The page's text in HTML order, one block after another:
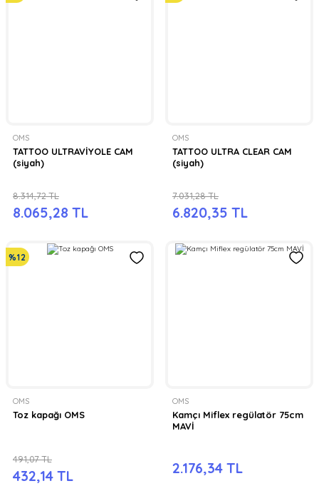
OMS
TATTOO ULTRAVİYOLE CAM
(siyah)
8.065,28 TL
8.314,72 TL
OMS
TATTOO ULTRA CLEAR CAM
(siyah)
6.820,35 TL
7.031,28 TL
%12
OMS
Toz kapağı OMS
432,14 TL
491,07 TL
OMS
Kamçı Miflex regülatör 75cm
MAVİ
2.176,34 TL